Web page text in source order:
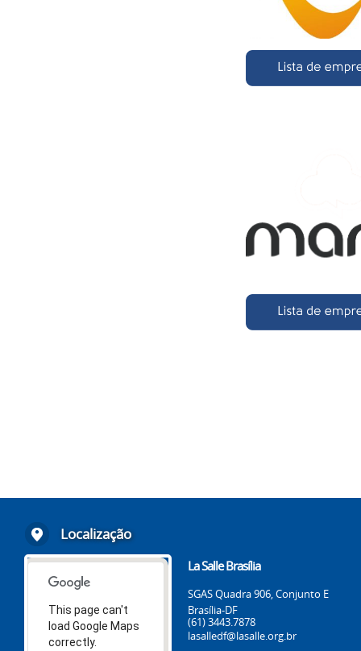
Localização
This page can't
load Google Maps
correctly.
La Salle Brasília
SGAS Quadra 906, Conjunto E
Brasília-DF
(61) 3443.7878
lasalledf@lasalle.org.br